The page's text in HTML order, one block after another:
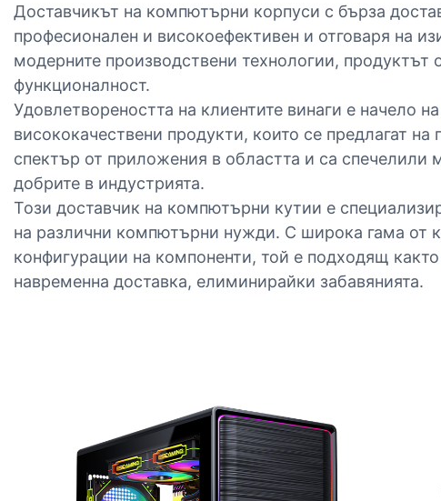
Доставчикът на компютърни корпуси с бърза
професионален и високоефективен и отговаря на
модерните производствени технологии, продуктът
функционалност.
Удовлетвореността на клиентите винаги е начело
висококачествени продукти, които се предлагат
спектър от приложения в областта и са
добрите в индустрията.
Този доставчик на компютърни кутии е
на различни компютърни нужди. С широка гама от
конфигурации на компоненти, той е подходящ
навременна доставка, елиминирайки забавянията.